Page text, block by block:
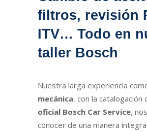
filtros, revisión
ITV… Todo en
taller Bosch
Nuestra larga experiencia
mecánica, con la catalogación
oficial Bosch Car Service,
conocer de una manera